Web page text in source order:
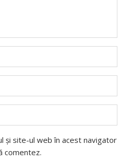
și site-ul web în acest navigator
comentez.